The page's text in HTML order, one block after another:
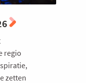
regio
zetten